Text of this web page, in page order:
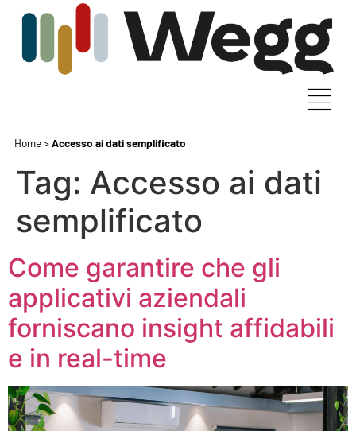
Home>Accesso ai dati semplificato
Tag: Accesso ai dati
semplificato
Come garantire che gli
applicativi aziendali
forniscano insight affidabili
e in real-time